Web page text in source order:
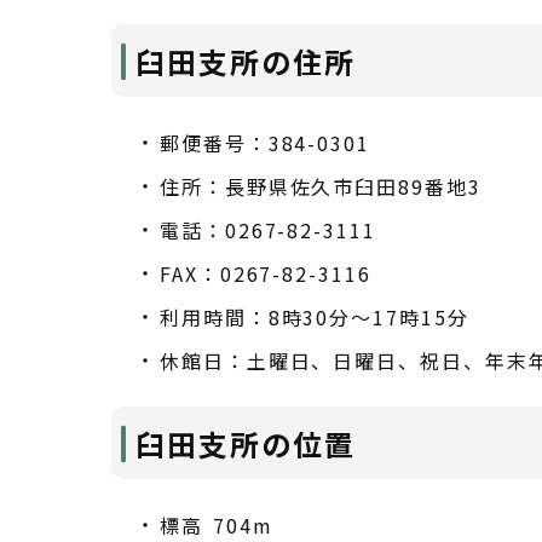
臼田支所の住所
郵便番号：384-0301
住所：長野県佐久市臼田89番地3
電話：0267-82-3111
FAX：0267-82-3116
利用時間：8時30分～17時15分
休館日：土曜日、日曜日、祝日、年末
臼田支所の位置
標高 704m